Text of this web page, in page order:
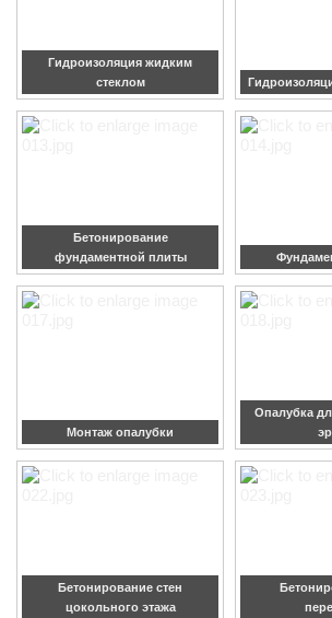
Гидроизоляция жидким
стеклом
Бетонирование
фундаментной плиты
Монтаж опалубки
Опалубка
Бетонирование стен
цокольного этажа